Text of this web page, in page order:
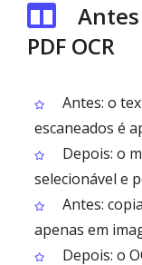
PDF OCR
Antes: o
escaneados é
Depois: o
selecionável e
Antes:
apenas em
Depois: o